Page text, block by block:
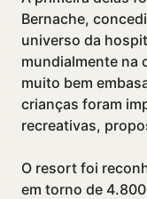
Bernache,
universo da
mundialmente na
muito bem
crianças foram
recreativas,
O resort foi
em torno de